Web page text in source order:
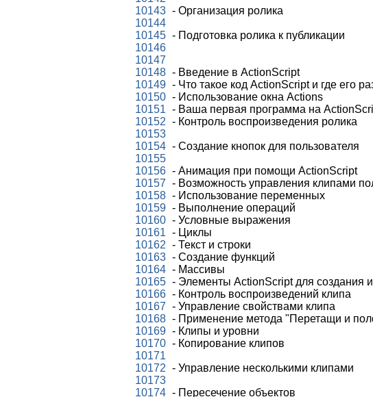
10143 - Организация ролика
10144
10145 - Подготовка ролика к публикации
10146
10147
10148 - Введение в ActionScript
10149 - Что такое код ActionScript и где его
10150 - Использование окна Actions
10151 - Ваша первая программа на
10152 - Контроль воспроизведения ролика
10153
10154 - Создание кнопок для пользователя
10155
10156 - Анимация при помощи ActionScript
10157 - Возможность управления клипами
10158 - Использование переменных
10159 - Выполнение операций
10160 - Условные выражения
10161 - Циклы
10162 - Текст и строки
10163 - Создание функций
10164 - Массивы
10165 - Элементы ActionScript для создания
10166 - Контроль воспроизведений клипа
10167 - Управление свойствами клипа
10168 - Применение метода "Перетащи и
10169 - Клипы и уровни
10170 - Копирование клипов
10171
10172 - Управление несколькими клипами
10173
10174 - Пересечение объектов